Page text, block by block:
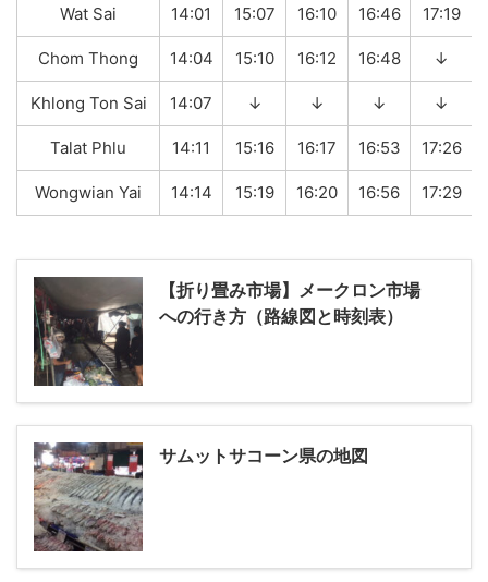
Wat Sai 14:01 15:07 16:10 16:46 17:19
Chom Thong 14:04 15:10 16:12 16:48 ↓
Khlong Ton Sai 14:07 ↓ ↓ ↓ ↓
Talat Phlu 14:11 15:16 16:17 16:53 17:26
Wongwian Yai 14:14 15:19 16:20 16:56 17:29
【折り畳み市場】メークロン市場
への行き方（路線図と時刻表）
サムットサコーン県の地図